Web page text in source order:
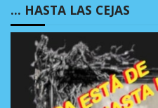
… HASTA LAS CEJAS